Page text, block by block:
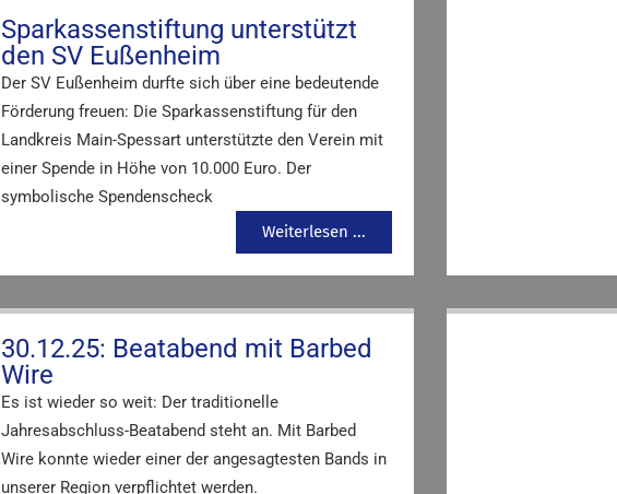
Sparkassenstiftung unterstützt
den SV Eußenheim
Der SV Eußenheim durfte sich über eine bedeutende
Förderung freuen: Die Sparkassenstiftung für den
Landkreis Main-Spessart unterstützte den Verein mit
einer Spende in Höhe von 10.000 Euro. Der
symbolische Spendenscheck
Weiterlesen ...
30.12.25: Beatabend mit Barbed
Wire
Es ist wieder so weit: Der traditionelle
Jahresabschluss-Beatabend steht an. Mit Barbed
Wire konnte wieder einer der angesagtesten Bands in
unserer Region verpflichtet werden.